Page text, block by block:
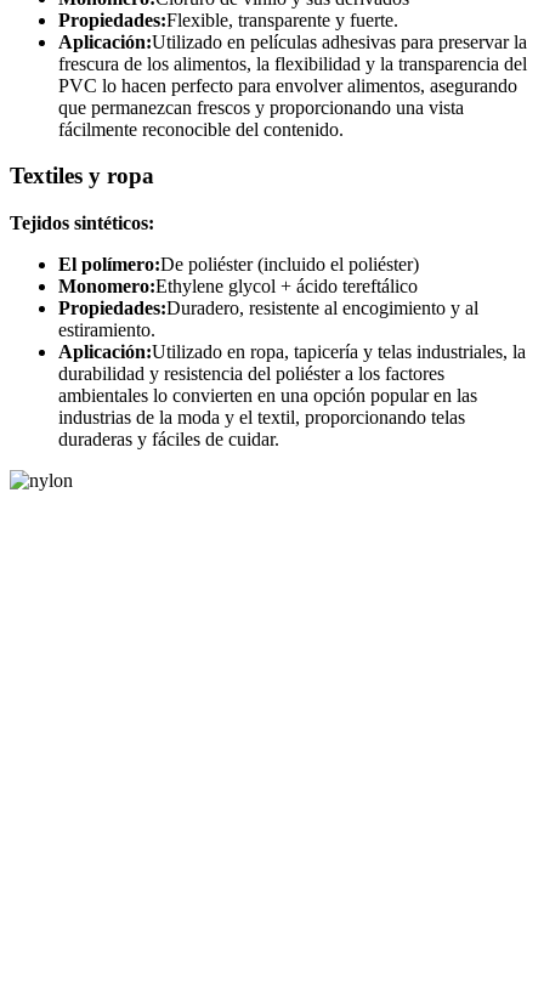
Propiedades:Flexible, transparente y fuerte.
Aplicación:Utilizado en películas adhesivas para preservar la
frescura de los alimentos, la flexibilidad y la transparencia del
PVC lo hacen perfecto para envolver alimentos, asegurando
que permanezcan frescos y proporcionando una vista
fácilmente reconocible del contenido.
Textiles y ropa
Tejidos sintéticos:
El polímero:De poliéster (incluido el poliéster)
Monomero:Ethylene glycol + ácido tereftálico
Propiedades:Duradero, resistente al encogimiento y al
estiramiento.
Aplicación:Utilizado en ropa, tapicería y telas industriales, la
durabilidad y resistencia del poliéster a los factores
ambientales lo convierten en una opción popular en las
industrias de la moda y el textil, proporcionando telas
duraderas y fáciles de cuidar.